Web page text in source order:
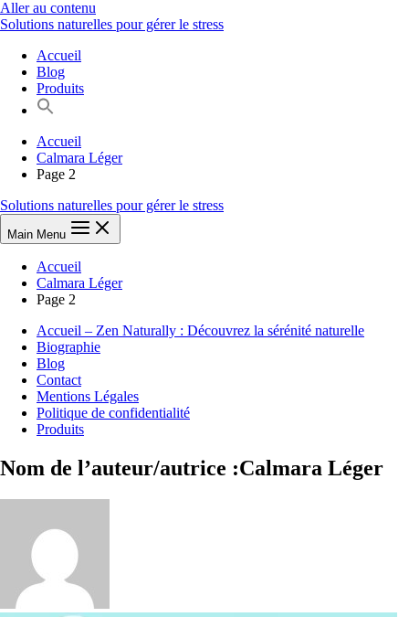
Aller au contenu
Solutions naturelles pour gérer le stress
Accueil
Blog
Produits
Accueil
Calmara Léger
Page 2
Solutions naturelles pour gérer le stress
Main Menu
Accueil
Calmara Léger
Page 2
Accueil – Zen Naturally : Découvrez la sérénité naturelle
Biographie
Blog
Contact
Mentions Légales
Politique de confidentialité
Produits
Nom de l’auteur/autrice :Calmara Léger